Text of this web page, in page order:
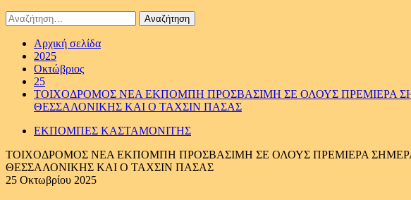
Αναζήτηση
για:
Αρχική σελίδα
2025
Οκτώβριος
25
ΤΟΙΧΟΔΡΟΜΟΣ ΝΕΑ ΕΚΠΟΜΠΗ ΠΡΟΣΒΑΣΙΜΗ ΣΕ ΟΛΟΥΣ ΠΡΕΜΙΕΡΑ
ΘΕΣΣΑΛΟΝΙΚΗΣ ΚΑΙ Ο ΤΑΧΣΙΝ ΠΑΣΑΣ
ΕΚΠΟΜΠΕΣ ΚΑΣΤΑΜΟΝΙΤΗΣ
ΤΟΙΧΟΔΡΟΜΟΣ ΝΕΑ ΕΚΠΟΜΠΗ ΠΡΟΣΒΑΣΙΜΗ ΣΕ ΟΛΟΥΣ ΠΡΕΜΙΕΡΑ
ΘΕΣΣΑΛΟΝΙΚΗΣ ΚΑΙ Ο ΤΑΧΣΙΝ ΠΑΣΑΣ
25 Οκτωβρίου 2025